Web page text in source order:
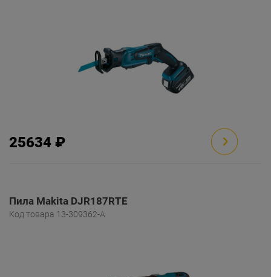
25634 ₽
Пила Makita DJR187RTE
Код товара 13-309362-A